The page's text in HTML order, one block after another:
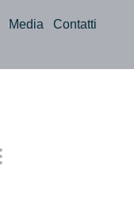
Media Contatti